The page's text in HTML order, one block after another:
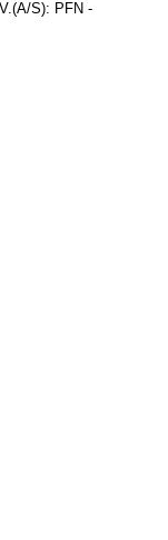
S): PFN -